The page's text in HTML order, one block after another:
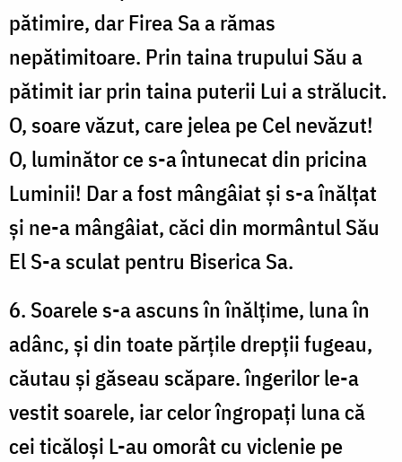
pătimire, dar Firea Sa a rămas
nepătimitoare. Prin taina trupului Său a
pătimit iar prin taina puterii Lui a strălucit.
O, soare văzut, care jelea pe Cel nevăzut!
O, luminător ce s-a întunecat din pricina
Luminii! Dar a fost mângâiat și s-a înălțat
și ne-a mângâiat, căci din mormântul Său
El S-a sculat pentru Biserica Sa.
6. Soarele s-a ascuns în înălțime, luna în
adânc, și din toate părțile drepții fugeau,
căutau și găseau scăpare. îngerilor le-a
vestit soarele, iar celor îngropați luna că
cei ticăloși L-au omorât cu viclenie pe